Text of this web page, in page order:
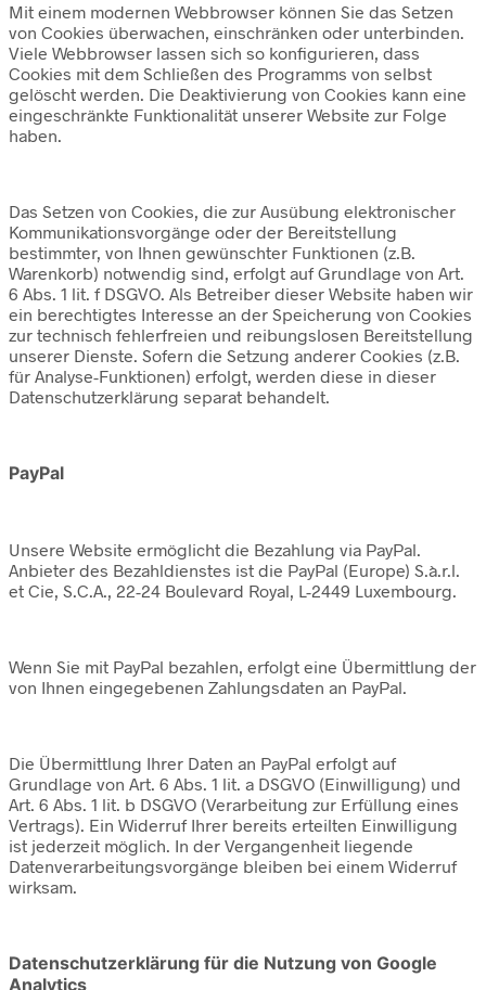
Mit einem modernen Webbrowser können Sie das Setzen
von Cookies überwachen, einschränken oder unterbinden.
Viele Webbrowser lassen sich so konfigurieren, dass
Cookies mit dem Schließen des Programms von selbst
gelöscht werden. Die Deaktivierung von Cookies kann eine
eingeschränkte Funktionalität unserer Website zur Folge
haben.
Das Setzen von Cookies, die zur Ausübung elektronischer
Kommunikationsvorgänge oder der Bereitstellung
bestimmter, von Ihnen gewünschter Funktionen (z.B.
Warenkorb) notwendig sind, erfolgt auf Grundlage von Art.
6 Abs. 1 lit. f DSGVO. Als Betreiber dieser Website haben wir
ein berechtigtes Interesse an der Speicherung von Cookies
zur technisch fehlerfreien und reibungslosen Bereitstellung
unserer Dienste. Sofern die Setzung anderer Cookies (z.B.
für Analyse-Funktionen) erfolgt, werden diese in dieser
Datenschutzerklärung separat behandelt.
PayPal
Unsere Website ermöglicht die Bezahlung via PayPal.
Anbieter des Bezahldienstes ist die PayPal (Europe) S.à.r.l.
et Cie, S.C.A., 22-24 Boulevard Royal, L-2449 Luxembourg.
Wenn Sie mit PayPal bezahlen, erfolgt eine Übermittlung der
von Ihnen eingegebenen Zahlungsdaten an PayPal.
Die Übermittlung Ihrer Daten an PayPal erfolgt auf
Grundlage von Art. 6 Abs. 1 lit. a DSGVO (Einwilligung) und
Art. 6 Abs. 1 lit. b DSGVO (Verarbeitung zur Erfüllung eines
Vertrags). Ein Widerruf Ihrer bereits erteilten Einwilligung
ist jederzeit möglich. In der Vergangenheit liegende
Datenverarbeitungsvorgänge bleiben bei einem Widerruf
wirksam.
Datenschutzerklärung für die Nutzung von Google
Analytics